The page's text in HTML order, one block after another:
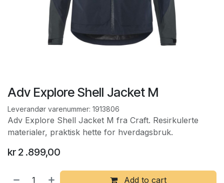
Adv Explore Shell Jacket M
Leverandør varenummer: 1913806
Adv Explore Shell Jacket M fra Craft. Resirkulerte
materialer, praktisk hette for hverdagsbruk.
kr 2 .899,00
Add to cart